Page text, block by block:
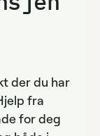
der du har
fra
for deg